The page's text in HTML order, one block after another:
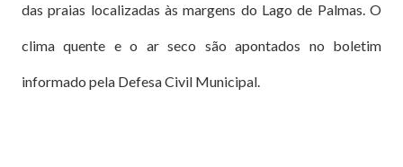
das praias localizadas às margens do Lago de Palmas. O
clima quente e o ar seco são apontados no boletim
informado pela Defesa Civil Municipal.